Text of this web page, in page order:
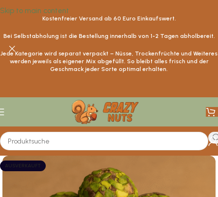
Skip to main content
Kostenfreier Versand ab 60 Euro Einkaufswert.
Bei Selbstabholung ist die Bestellung innerhalb von 1-2 Tagen abholbereit.
Jede Kategorie wird separat verpackt – Nüsse, Trockenfrüchte und Weiteres
werden jeweils als eigener Mix abgefüllt. So bleibt alles frisch und der
Geschmack jeder Sorte optimal erhalten.
AUSVERKAUFT